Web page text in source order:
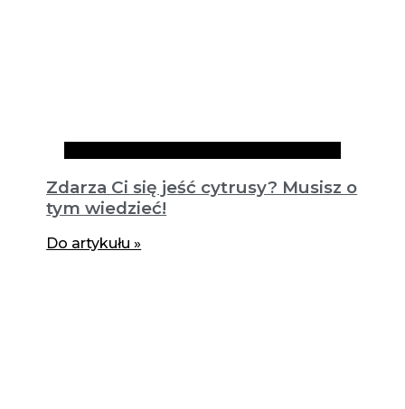
Zdarza Ci się jeść cytrusy? Musisz o
tym wiedzieć!
Do artykułu »